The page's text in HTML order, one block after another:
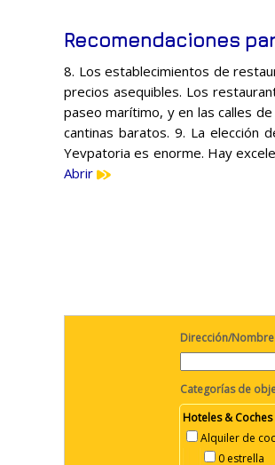
Recomendaciones
8. Los establecimientos de
precios asequibles. Los
paseo marítimo, y en las calles
cantinas baratos. 9. La elección
Yevpatoria es enorme. Hay
Abrir
Dirección/Nombre
Categorías de
Hoteles & Coches
Alquiler de
0 estrella